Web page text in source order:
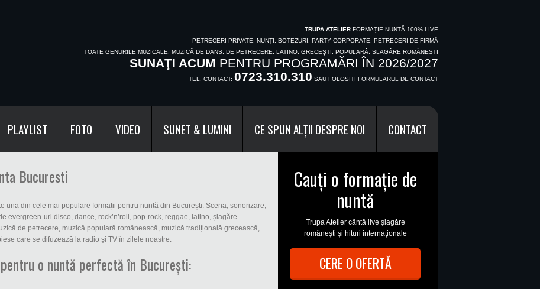
TRUPA ATELIER FORMAȚIE NUNTĂ 100% LIVE
PETRECERI PRIVATE, NUNŢI, BOTEZURI, PARTY CORPORATE, PETRECERI DE FIRMĂ
TOATE GENURILE MUZICALE: MUZICĂ DE DANS, DE PETRECERE, LATINO, GRECEȘTI, POPULARĂ, ȘLAGĂRE ROMÂNEȘTI
SUNAŢI ACUM PENTRU PROGRAMĂRI ÎN 2026/2027
TEL. CONTACT: 0723.310.310 SAU FOLOSIŢI FORMULARUL DE CONTACT
PLAYLIST FOTO VIDEO SUNET & LUMINI CE SPUN ALȚII DESPRE NOI CONTACT
Bucuresti
una din cele mai populare formații pentru nuntă din București. Scena, sonorizare,
evergreen-uri disco, dance, rock’n’roll, pop-rock, reggae, latino, șlagăre
de petrecere, muzică populară românească, muzică tradițională grecească,
care se difuzează la radio și TV în zilele noastre.
o nuntă perfectă în București:
Cauți o formație de
nuntă
Trupa Atelier cântă live șlagăre
românești și hituri internaționale
CERE O OFERTĂ